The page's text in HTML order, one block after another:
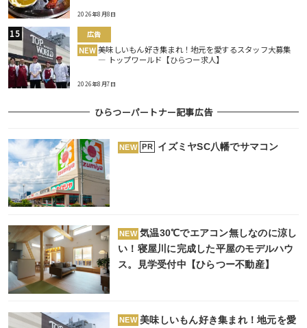
2026年8月8日
広告
NEW 美味しいもん好き集まれ！地元を愛するスタッフ大募集
― トップワールド【ひらつー求人】
2026年8月7日
ひらつーパートナー記事広告
NEW PR イズミヤSC八幡でサマコン
NEW 気温30℃でエアコン無しなのに涼し
い！寝屋川に完成した平屋のモデルハウ
ス。見学受付中【ひらつー不動産】
NEW 美味しいもん好き集まれ！地元を愛